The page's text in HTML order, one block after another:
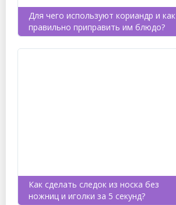
Для чего используют кориандр и как
правильно приправить им блюдо?
Как сделать следок из носка без
ножниц и иголки за 5 секунд?